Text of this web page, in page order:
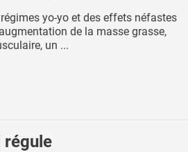
yo-yo et des effets néfastes
de la masse grasse,
un ...
régule